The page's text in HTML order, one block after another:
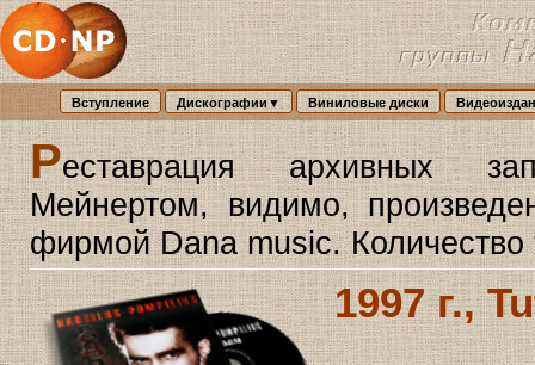
Вступление Дискографии▼ Виниловые диски
Реставрация архивных
Мейнертом, видимо,
фирмой Dana music. Количество
1997 г.,